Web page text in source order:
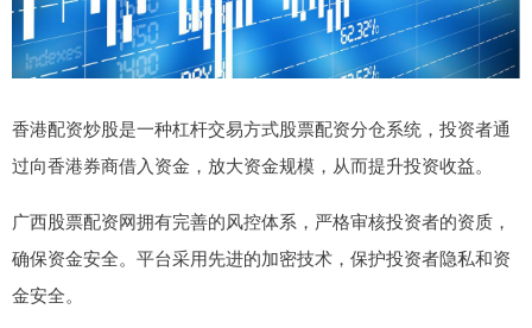
香港配资炒股是一种杠杆交易方式股票配资分仓系统，投资者通
过向香港券商借入资金，放大资金规模，从而提升投资收益。
广西股票配资网拥有完善的风控体系，严格审核投资者的资质，
确保资金安全。平台采用先进的加密技术，保护投资者隐私和资
金安全。